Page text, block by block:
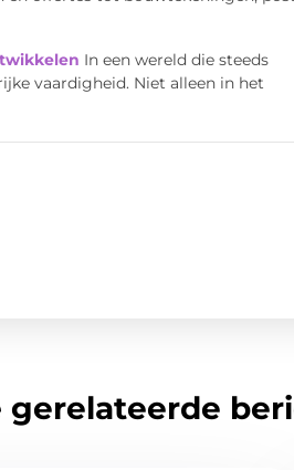
In een wereld die steeds
vaardigheid. Niet alleen in het
gerelateerde